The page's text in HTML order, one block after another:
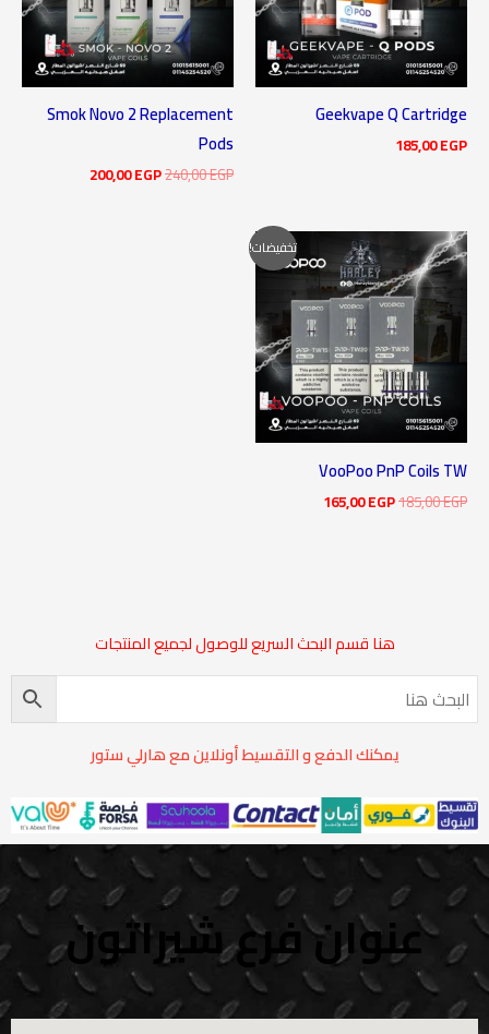
Geekvape Q Cartridge
185,00EGP
Smok Novo 2 Replacement
Pods
240,00EGP
200,00EGP
تخفيضات!
VooPoo PnP Coils TW
185,00EGP
السعر
الأصلي
هو:
185,00 EGP.
165,00EGP
السعر
الحالي
هو:
165,00 EGP.
هنا قسم البحث السريع للوصول لجميع المنتجات
يمكنك الدفع و التقسيط أونلاين مع هارلي ستور
عنوان فرع شيراتون